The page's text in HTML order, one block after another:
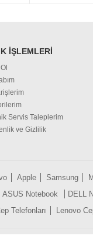
İŞLEMLERI
Servis Taleplerim
ve Gizlilik
Apple Samsung
ASUS Notebook DELL
Telefonları Lenovo